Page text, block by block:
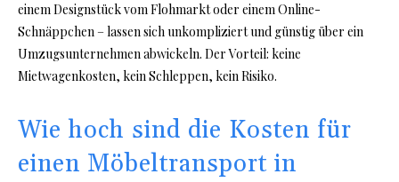
einem Designstück vom Flohmarkt oder einem Online-
Schnäppchen – lassen sich unkompliziert und günstig über ein
Umzugsunternehmen abwickeln. Der Vorteil: keine
Mietwagenkosten, kein Schleppen, kein Risiko.
Wie hoch sind die Kosten für
einen Möbeltransport in